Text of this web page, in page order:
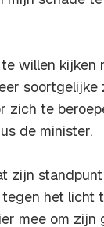
willen kijken
zich te
de minister.
zijn
het licht
mee om